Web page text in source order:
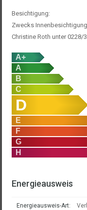
Besichtigung:
Zwecks
Christine Roth unter 0228/
A+
A
B
C
D
E
F
G
H
Energieausweis
Energieausweis-Art: